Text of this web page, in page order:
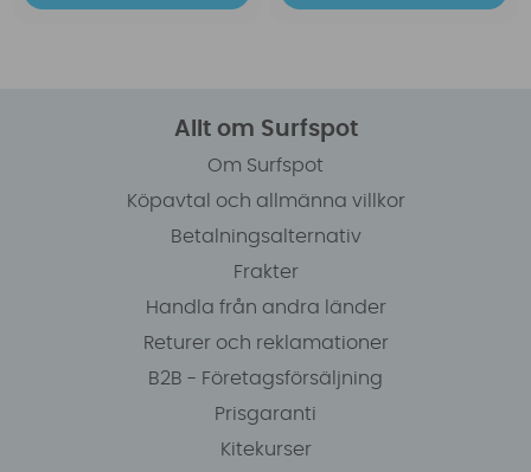
Allt om Surfspot
Om Surfspot
Köpavtal och allmänna villkor
Betalningsalternativ
Frakter
Handla från andra länder
Returer och reklamationer
B2B - Företagsförsäljning
Prisgaranti
Kitekurser